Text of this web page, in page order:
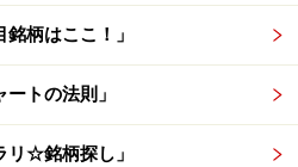
二本の平行なトレンドライン
（もしくは下値支持線）とし
インを上（もしくは下）に抜
柄はここ！」
トの法則」
リ☆銘柄探し」